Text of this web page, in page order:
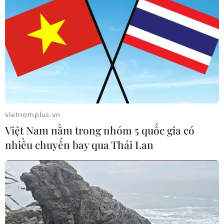
06/08/2026 02:13
Chọn đúng đầu tàu: Danh mục
doanh nghiệp nhà nước mạnh và bài
toán giao nhiệm vụ
CƠ QUAN CHỦ QUẢN: THÔNG TẤN XÃ VIỆT NAM
Tổng Biên tập: TRẦN TIẾN DUẨN
vietnamplus.vn
Việt Nam nằm trong nhóm 5 quốc gia có
nhiều chuyến bay qua Thái Lan